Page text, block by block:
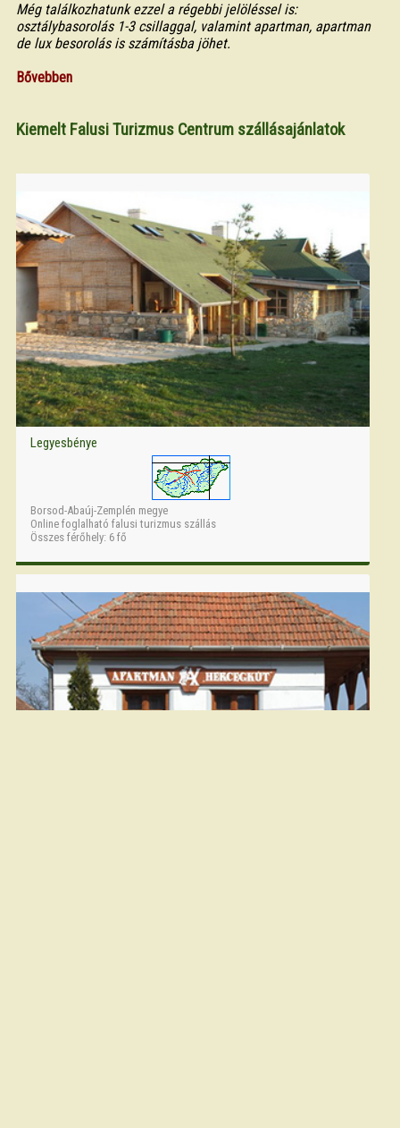
Még találkozhatunk ezzel a régebbi jelöléssel is:
osztálybasorolás 1-3 csillaggal, valamint apartman, apartman
de lux besorolás is számításba jöhet.
Bővebben
Kiemelt Falusi Turizmus Centrum szállásajánlatok